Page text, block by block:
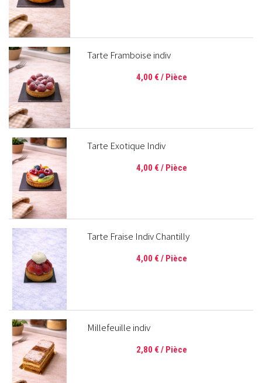
Tarte Framboise indiv
4,00 € / Pièce
Tarte Exotique Indiv
4,00 € / Pièce
Tarte Fraise Indiv Chantilly
4,00 € / Pièce
Millefeuille indiv
2,80 € / Pièce